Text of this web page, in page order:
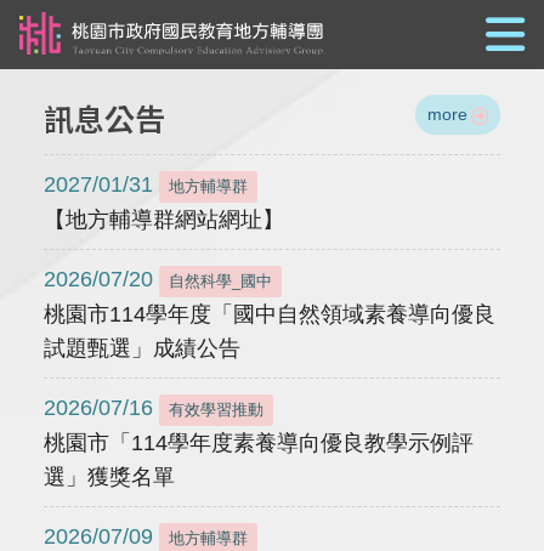
訊息公告 more
2027/01/31 地方輔導群
【地方輔導群網站網址】
2026/07/20 自然科學_國中
桃園市114學年度「國中自然領域素養導向優良
試題甄選」成績公告
2026/07/16 有效學習推動
桃園市「114學年度素養導向優良教學示例評
選」獲獎名單
2026/07/09 地方輔導群